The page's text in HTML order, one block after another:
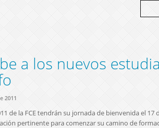
a los nuevos
2011
de la FCE tendrán su jornada de bienvenida el 17
pertinente para comenzar su camino de